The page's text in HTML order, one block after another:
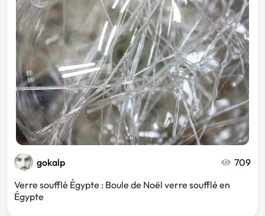
gokalp
709
Verre soufflé Égypte : Boule de Noël verre soufflé en
Égypte